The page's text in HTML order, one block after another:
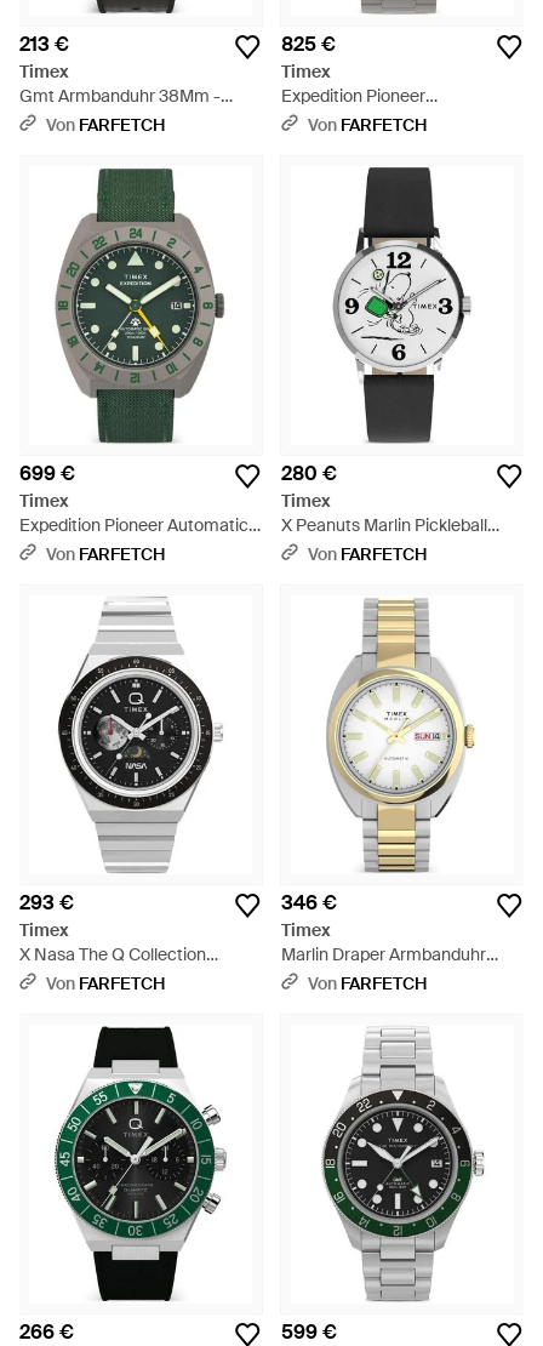
213 €
Timex
Gmt Armbanduhr 38Mm -
GrauVon FARFETCH
825 €
Timex
Expedition Pioneer
Armbanduhr 41Mm - Grau
Von FARFETCH
699 €
Timex
Expedition Pioneer Automatic
Gmt Armbanduhr 41Mm - Grün
Von FARFETCH
280 €
Timex
X Peanuts Marlin Pickleball
Armbanduhr 38Mm - Weiß
Von FARFETCH
293 €
Timex
X Nasa The Q Collection
Armbanduhr 40Mm - Grau
Von FARFETCH
346 €
Timex
Marlin Draper Armbanduhr
37Mm - Mettallic
Von FARFETCH
266 € 599 €